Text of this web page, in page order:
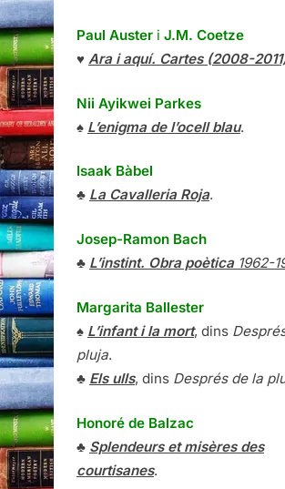
Paul Auster i J.M. Coetze
♥ Ara i aquí. Cartes (2008-
Nii Ayikwei Parkes
♠ L’enigma de l’ocell blau.
Isaak Bàbel
♣ La Cavalleria Roja.
Josep-Ramon Bach
♣ L’instint. Obra poètica1962-
Margarita Ballester
♠ L’infant i la mort, dins
pluja.
♣ Els ulls, dins Després de la
Honoré de Balzac
♣ Splendeurs et misères des
courtisanes.